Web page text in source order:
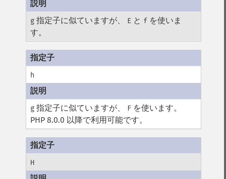
g 指定子に似ていますが、 E と f を使いま
す。
h
g 指定子に似ていますが、 F を使います。
PHP 8.0.0 以降で利用可能です。
H